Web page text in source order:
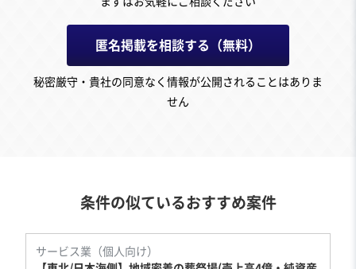
匿名掲載を相談する（無料）
秘密厳守・貴社の同意なく情報が公開されることはありま
せん
条件の似ているおすすめ案件
サービス業（個人向け）